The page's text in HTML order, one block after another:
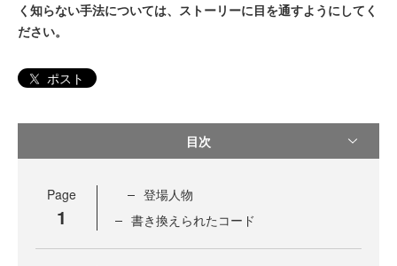
く知らない手法については、ストーリーに目を通すようにしてく
ださい。
ポスト
目次
Page
1
登場人物
書き換えられたコード